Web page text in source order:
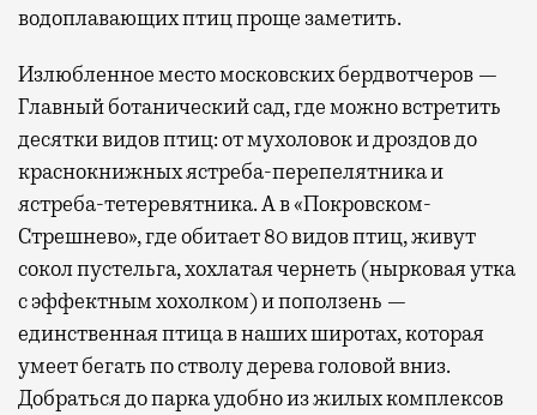
водоплавающих птиц проще заметить.
Излюбленное место московских бердвотчеров —
Главный ботанический сад, где можно встретить
десятки видов птиц: от мухоловок и дроздов до
краснокнижных ястреба-перепелятника и
ястреба-тетеревятника. А в «Покровском-
Стрешнево», где обитает 80 видов птиц, живут
сокол пустельга, хохлатая чернеть (нырковая утка
с эффектным хохолком) и поползень —
единственная птица в наших широтах, которая
умеет бегать по стволу дерева головой вниз.
Добраться до парка удобно из жилых комплексов